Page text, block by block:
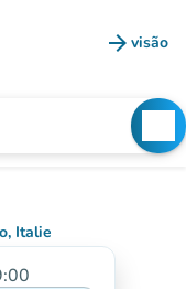
arrow_forward visão
(novo
Italie